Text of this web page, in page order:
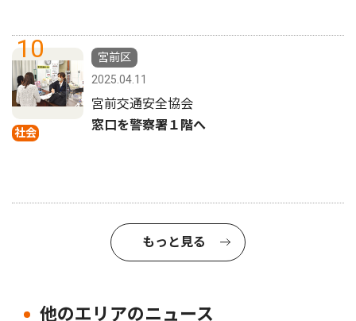
10
社会
宮前区
2025.04.11
宮前交通安全協会
窓口を警察署１階へ
もっと見る
他のエリアのニュース